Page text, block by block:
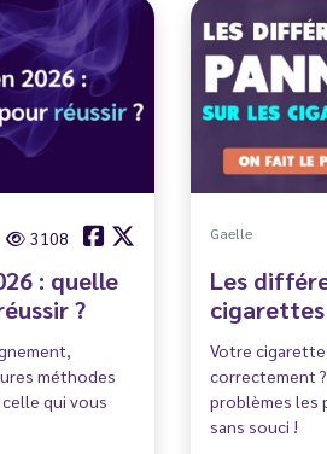
3108
: quelle
?
méthodes
qui vous
Gaelle
Les
Votre
correctement
problèmes les
sans souci !